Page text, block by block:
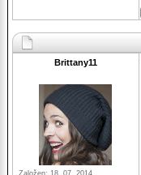
Brittany11
Založen: 18. 07. 2014